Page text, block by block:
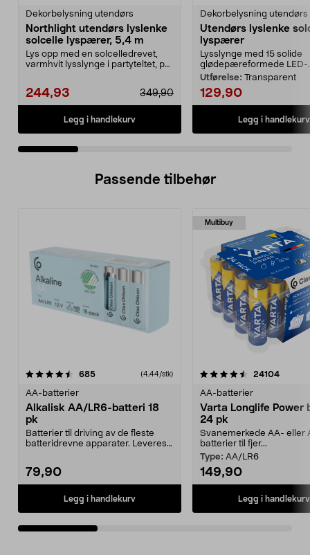
Dekorbelysning utendørs
Northlight utendørs lyslenke
solcelle lyspærer, 5,4 m
Lys opp med en solcelledrevet,
varmhvit lysslynge i partyteltet, på
244,93 349,90
Legg i handlekurv
Dekorbelysning utendørs
Utendørs lyslenke
lyspærer
Lysslynge med 15 solide
glødepæreformede LED-
Utførelse: Transparent
129,90
Legg i handlekurv
Passende tilbehør
685anmeldelser(4,44/stk)
AA-batterier
Alkalisk AA/LR6-batteri 18
pk
Batterier til driving av de fleste
batteridrevne apparater. Leveres i
79,90
Legg i handlekurv
Multibuy
4.5av 5 stjerner 24104
AA-batterier
Varta Longlife Power
24 pk
Svanemerkede AA- eller
batterier til fjer...
Type: AA/LR6
149,90
Legg i handlekurv
4.5av 5 stjerner